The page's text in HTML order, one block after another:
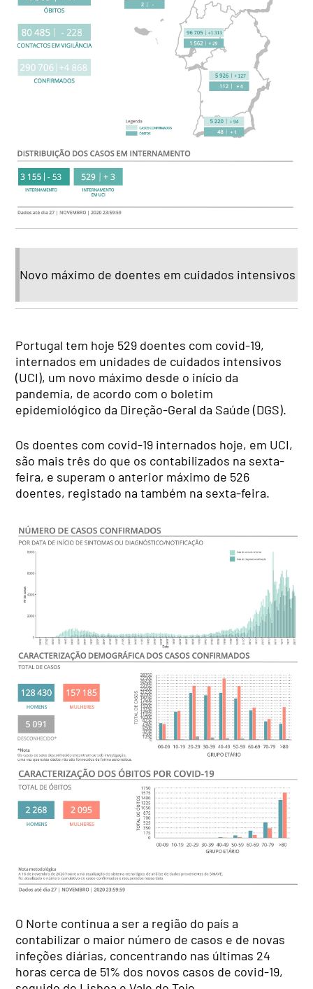
Novo máximo de doentes em cuidados intensivos
Portugal tem hoje 529 doentes com covid-19,
internados em unidades de cuidados intensivos
(UCI), um novo máximo desde o início da
pandemia, de acordo com o boletim
epidemiológico da Direção-Geral da Saúde (DGS).
Os doentes com covid-19 internados hoje, em UCI,
são mais três do que os contabilizados na sexta-
feira, e superam o anterior máximo de 526
doentes, registado na também na sexta-feira.
O Norte continua a ser a região do país a
contabilizar o maior número de casos e de novas
infeções diárias, concentrando nas últimas 24
horas cerca de 51% dos novos casos de covid-19,